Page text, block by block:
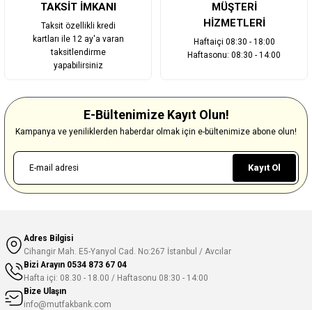
TAKSİT İMKANI
Taksit özellikli kredi
kartları ile 12 ay'a varan
taksitlendirme
yapabilirsiniz
MÜŞTERİ
HİZMETLERİ
Haftaiçi 08:30 - 18:00
Haftasonu: 08:30 - 14:00
E-Bültenimize Kayıt Olun!
Kampanya ve yeniliklerden haberdar olmak için e-bültenimize abone olun!
Kayıt Ol
Adres Bilgisi
Cihangir Mah. E5-Yanyol Cad. No:267 İstanbul / Avcılar
Bizi Arayın 0534 873 67 04
Hafta içi: 08.30 - 18.00 / Haftasonu 08:30 - 14:00
Bize Ulaşın
info@mutfakbank.com